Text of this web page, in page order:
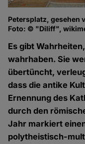
Petersplatz, gesehen
Foto: © "Diliff",
Es gibt
wahrhaben. Sie
übertüncht,
dass die antike
Ernennung des
durch den
Jahr markiert
polytheistisch-